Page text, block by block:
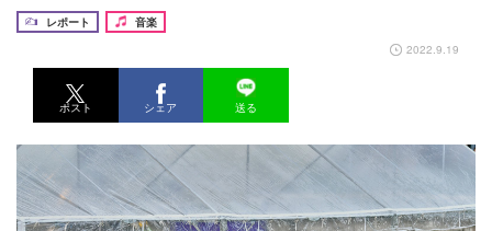
レポート
音楽
2022.9.19
ポスト シェア 送る